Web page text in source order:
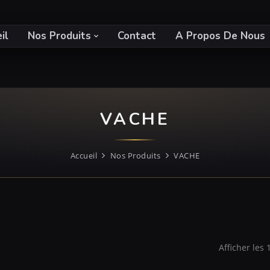
Nos Produits Contact A Propos De Nous
VACHE
Accueil Nos Produits VACHE
Afficher les